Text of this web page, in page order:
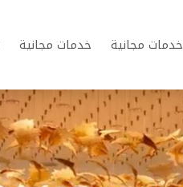
خدمات مجانية خدمات مجانية